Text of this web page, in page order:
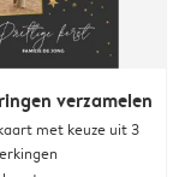
verzamelen
met keuze uit 3